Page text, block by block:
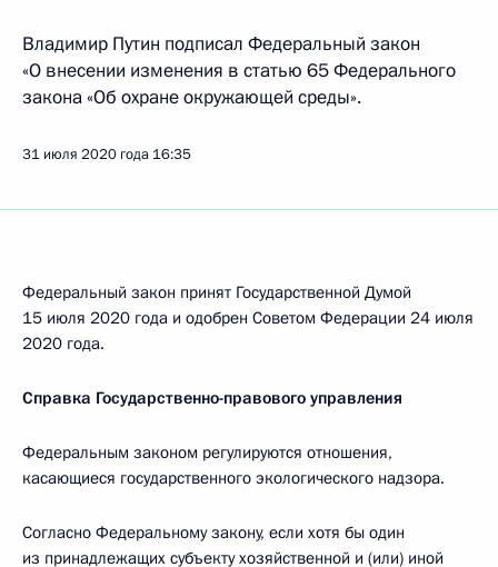
Владимир Путин подписал Федеральный закон
«О внесении изменения в статью 65 Федерального
закона «Об охране окружающей среды».
31 июля 2020 года 16:35
Федеральный закон принят Государственной Думой
15 июля 2020 года и одобрен Советом Федерации 24 июля
2020 года.
Справка Государственно-правового управления
Федеральным законом регулируются отношения,
касающиеся государственного экологического надзора.
Согласно Федеральному закону, если хотя бы один
из принадлежащих субъекту хозяйственной и (или) иной